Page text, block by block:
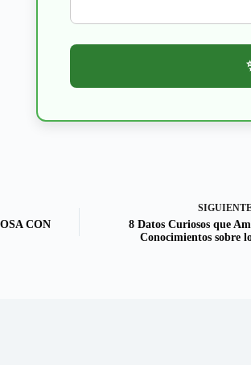
CON
8 Datos Curiosos que
Conocimientos sobre